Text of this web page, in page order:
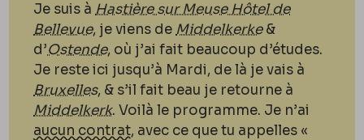
Je suis à Hastière sur Meuse Hôtel de
Bellevue, je viens de Middelkerke&
d’Ostende, où j’ai fait beaucoup d’études.
Je reste ici jusqu’à Mardi, de là je vais à
Bruxelles, & s’il fait beau je retourne à
Middelkerk. Voilà le programme. Je n’ai
aucun contrat, avec ce que tu appelles «